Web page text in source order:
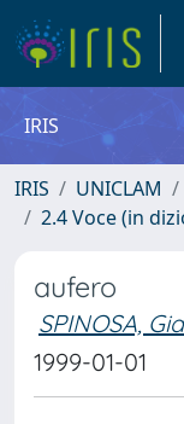
IRIS
IRIS UNICLAM
2.4 Voce (in
aufero
SPINOSA,
1999-01-01